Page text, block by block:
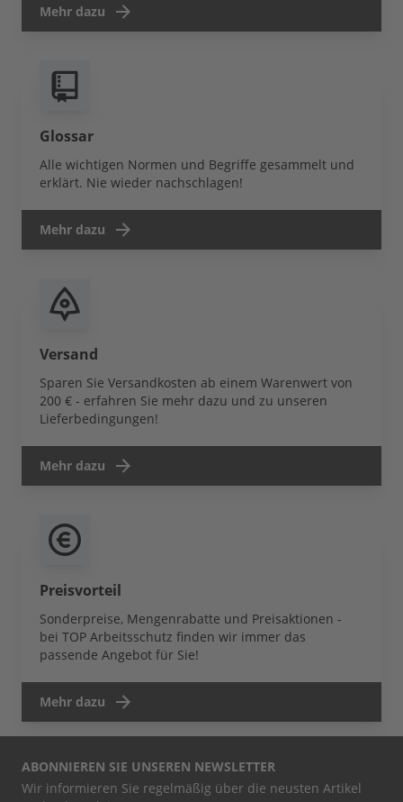
Mehr dazu
Glossar
Alle wichtigen Normen und Begriffe gesammelt und
erklärt. Nie wieder nachschlagen!
Mehr dazu
Versand
Sparen Sie Versandkosten ab einem Warenwert von
200 € - erfahren Sie mehr dazu und zu unseren
Lieferbedingungen!
Mehr dazu
Preisvorteil
Sonderpreise, Mengenrabatte und Preisaktionen -
bei TOP Arbeitsschutz finden wir immer das
passende Angebot für Sie!
Mehr dazu
ABONNIEREN SIE UNSEREN NEWSLETTER
Wir informieren Sie regelmäßig über die neusten Artikel